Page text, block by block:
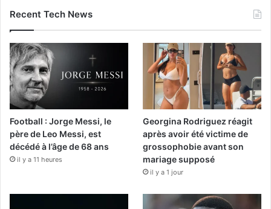
Recent Tech News
Football : Jorge Messi, le
père de Leo Messi, est
décédé à l’âge de 68 ans
il y a 11 heures
Georgina Rodriguez réagit
après avoir été victime de
grossophobie avant son
mariage supposé
il y a 1 jour